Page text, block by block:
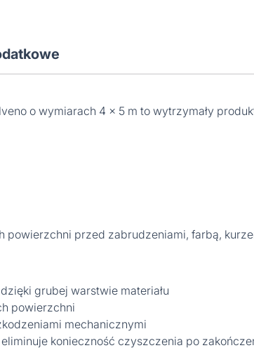
o wymiarach 4 x 5 m to wytrzymały
powierzchni przed zabrudzeniami, farbą,
grubej warstwie materiału
powierzchni
mechanicznymi
konieczność czyszczenia po